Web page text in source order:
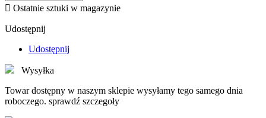
 Ostatnie sztuki w magazynie
Udostępnij
Udostępnij
Wysyłka
Towar dostępny w naszym sklepie wysyłamy tego samego dnia
roboczego. sprawdź szczegoły